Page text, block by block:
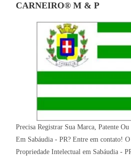
CARNEIRO® M & P
Precisa Registrar Sua Marca, Patente
Em Sabáudia - PR? Entre em contato!
Propriedade Intelectual em Sabáudia -